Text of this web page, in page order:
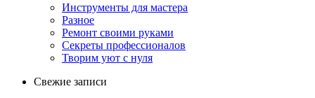
Инструменты для мастера
Разное
Ремонт своими руками
Секреты профессионалов
Творим уют с нуля
Свежие записи